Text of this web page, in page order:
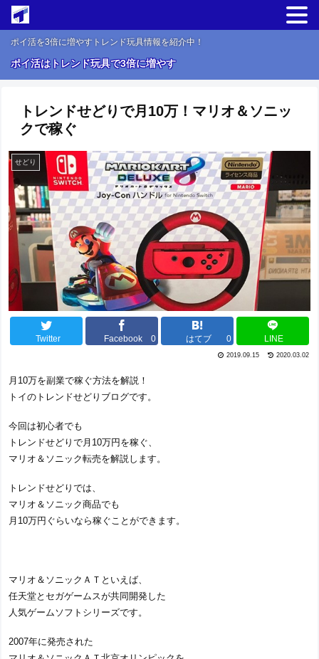
ポイ活を3倍に増やすトレンド玩具情報を紹介中！
ポイ活はトレンド玩具で3倍に増やす
トレンドせどりで月10万！マリオ＆ソニッ
クで稼ぐ
せどり
Twitter Facebook 0 はてブ 0 LINE
2020.03.02
2019.09.15
月10万を副業で稼ぐ方法を解説！
トイのトレンドせどりブログです。
今回は初心者でも
トレンドせどりで月10万円を稼ぐ、
マリオ＆ソニック転売を解説します。
トレンドせどりでは、
マリオ＆ソニック商品でも
月10万円ぐらいなら稼ぐことができます。
マリオ＆ソニックＡＴといえば、
任天堂とセガゲームスが共同開発した
人気ゲームソフトシリーズです。
2007年に発売された